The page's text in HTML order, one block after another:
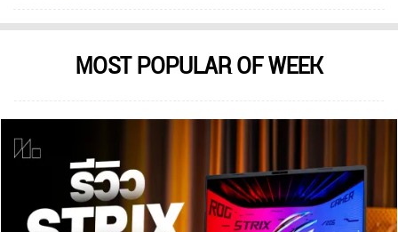
MOST POPULAR OF WEEK